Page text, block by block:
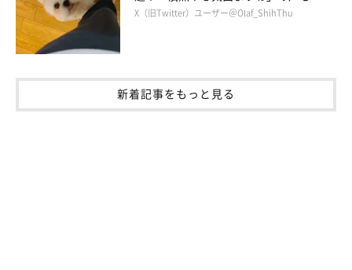
X（旧Twitter）ユーザー＠Olaf_ShihThu
新着記事をもっと見る